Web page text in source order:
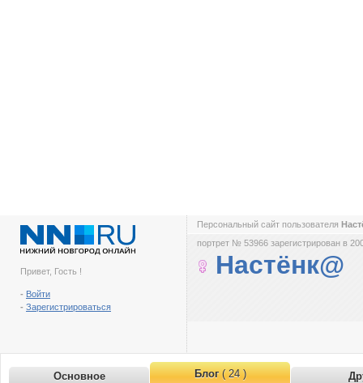
Привет, Гость !
- Войти
- Зарегистрироваться
Персональный сайт пользователя
портрет № 53966 зарегистрирован в
Настёнк@
Основное Блог( 24 )